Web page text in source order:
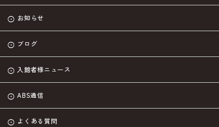
お知らせ
ブログ
入館者様ニュース
ABS通信
よくある質問